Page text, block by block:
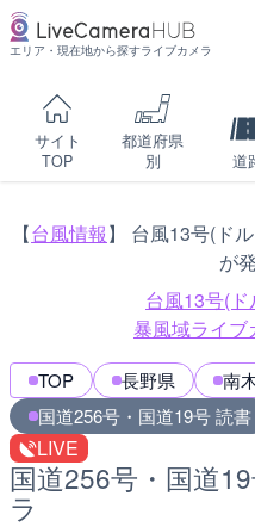
エリア・現在地から探すライブカメラ
サイト
TOP
都道府県
別
道
【台風情報】 台風13号(ド
が
台風13号(
暴風域ライブ
TOP 長野県
南
国道256号・国道19号 読書
LIVE
国道256号・国道
ラ